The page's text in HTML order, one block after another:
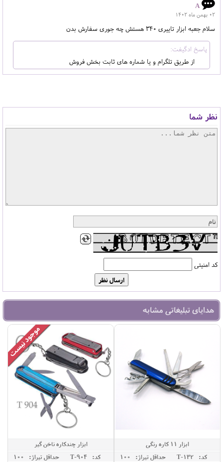
A
02 بهمن ماه 1402
سلام جعبه ابزار تاییری 340 هستش چه جوری سفارش بدن
از طریق تلگرام و یا شماره های ثابت بخش فروش
نظر شما
کد امنیتی
هدایای تبلیغاتی مشابه
ابزار 11 کاره رنگی
کد: T-132
حداقل تيراژ: 100
ابزار چندکاره ناخن گیر
کد: T-904
حداقل تيراژ: 100